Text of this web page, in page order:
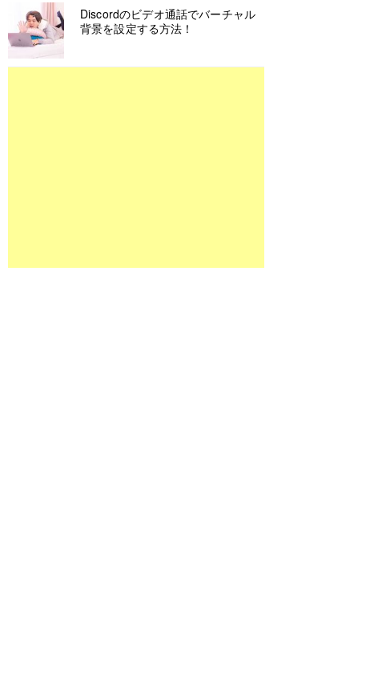
Discordのビデオ通話でバーチャル
背景を設定する方法！